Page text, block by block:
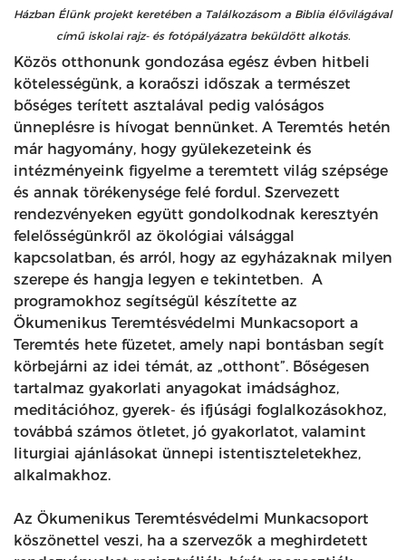
Házban Élünk projekt keretében a Találkozásom a Biblia élővilágával
című iskolai rajz- és fotópályázatra beküldött alkotás.
Közös otthonunk gondozása egész évben hitbeli
kötelességünk, a koraőszi időszak a természet
bőséges terített asztalával pedig valóságos
ünneplésre is hívogat bennünket. A Teremtés hetén
már hagyomány, hogy gyülekezeteink és
intézményeink figyelme a teremtett világ szépsége
és annak törékenysége felé fordul. Szervezett
rendezvényeken együtt gondolkodnak keresztyén
felelősségünkről az ökológiai válsággal
kapcsolatban, és arról, hogy az egyházaknak milyen
szerepe és hangja legyen e tekintetben. A
programokhoz segítségül készítette az
Ökumenikus Teremtésvédelmi Munkacsoport a
Teremtés hete füzetet, amely napi bontásban segít
körbejárni az idei témát, az „otthont”. Bőségesen
tartalmaz gyakorlati anyagokat imádsághoz,
meditációhoz, gyerek- és ifjúsági foglalkozásokhoz,
továbbá számos ötletet, jó gyakorlatot, valamint
liturgiai ajánlásokat ünnepi istentiszteletekhez,
alkalmakhoz.
Az Ökumenikus Teremtésvédelmi Munkacsoport
köszönettel veszi, ha a szervezők a meghirdetett